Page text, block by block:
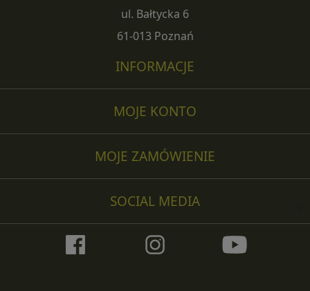
MOJE ZAMÓWIENIE
MOJE KONTO
ul. Bałtycka 6
61-013 Poznań
INFORMACJE
SOCIAL MEDIA